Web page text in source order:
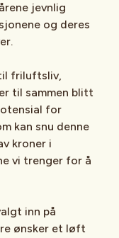
jevnlig
og deres
friluftsliv,
til sammen blitt
for
kan snu denne
kroner i
vi trenger for å
inn på
ønsker et løft